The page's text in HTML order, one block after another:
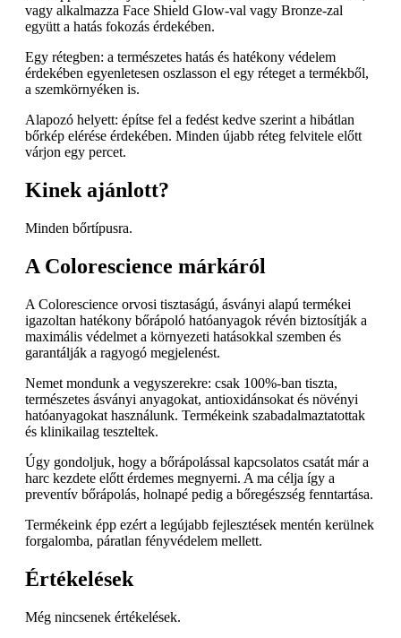
vagy alkalmazza Face Shield Glow-val vagy Bronze-zal
együtt a hatás fokozás érdekében.
Egy rétegben: a természetes hatás és hatékony védelem
érdekében egyenletesen oszlasson el egy réteget a termékből,
a szemkörnyéken is.
Alapozó helyett: építse fel a fedést kedve szerint a hibátlan
bőrkép elérése érdekében. Minden újabb réteg felvitele előtt
várjon egy percet.
Kinek ajánlott?
Minden bőrtípusra.
A Colorescience márkáról
A Colorescience orvosi tisztaságú, ásványi alapú termékei
igazoltan hatékony bőrápoló hatóanyagok révén biztosítják a
maximális védelmet a környezeti hatásokkal szemben és
garantálják a ragyogó megjelenést.
Nemet mondunk a vegyszerekre: csak 100%-ban tiszta,
természetes ásványi anyagokat, antioxidánsokat és növényi
hatóanyagokat használunk. Termékeink szabadalmaztatottak
és klinikailag teszteltek.
Úgy gondoljuk, hogy a bőrápolással kapcsolatos csatát már a
harc kezdete előtt érdemes megnyerni. A ma célja így a
preventív bőrápolás, holnapé pedig a bőregészség fenntartása.
Termékeink épp ezért a legújabb fejlesztések mentén kerülnek
forgalomba, páratlan fényvédelem mellett.
Értékelések
Még nincsenek értékelések.